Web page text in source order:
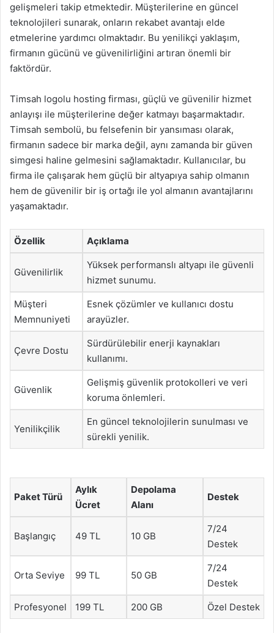
gelişmeleri takip etmektedir. Müşterilerine en güncel
teknolojileri sunarak, onların rekabet avantajı elde
etmelerine yardımcı olmaktadır. Bu yenilikçi yaklaşım,
firmanın gücünü ve güvenilirliğini artıran önemli bir
faktördür.
Timsah logolu hosting firması, güçlü ve güvenilir hizmet
anlayışı ile müşterilerine değer katmayı başarmaktadır.
Timsah sembolü, bu felsefenin bir yansıması olarak,
firmanın sadece bir marka değil, aynı zamanda bir güven
simgesi haline gelmesini sağlamaktadır. Kullanıcılar, bu
firma ile çalışarak hem güçlü bir altyapıya sahip olmanın
hem de güvenilir bir iş ortağı ile yol almanın avantajlarını
yaşamaktadır.
Özellik Açıklama
Güvenilirlik
Yüksek performanslı altyapı ile güvenli
hizmet sunumu.
Müşteri
Memnuniyeti
Esnek çözümler ve kullanıcı dostu
arayüzler.
Çevre Dostu
Sürdürülebilir enerji kaynakları
kullanımı.
Güvenlik
Gelişmiş güvenlik protokolleri ve veri
koruma önlemleri.
Yenilikçilik
En güncel teknolojilerin sunulması ve
sürekli yenilik.
Paket Türü
Aylık
Ücret
Depolama
Alanı
Destek
Başlangıç 49 TL 10 GB
7/24
Destek
Orta Seviye 99 TL 50 GB
7/24
Destek
Profesyonel 199 TL 200 GB Özel Destek